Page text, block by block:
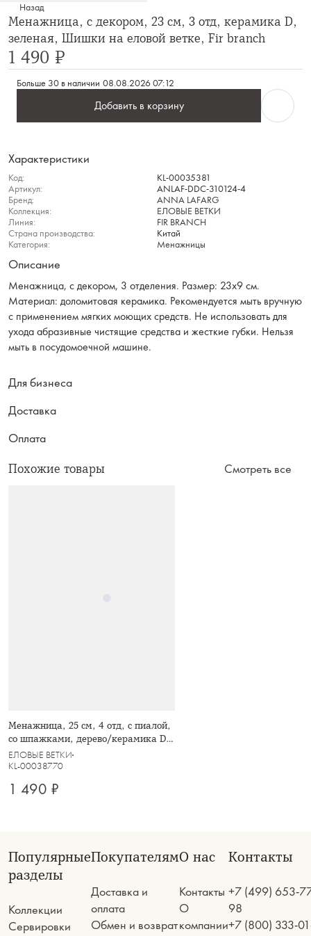
Назад
Менажница, с декором, 23 см, 3 отд, керамика D,
зеленая, Шишки на еловой ветке, Fir branch
1 490 ₽
Больше 30 в наличии 08.08.2026 07:12
Добавить в корзину
Характеристики
Код:
KL-00035381
Артикул:
ANLAF-DDC-310124-4
Бренд:
ANNA LAFARG
Коллекция:
ЕЛОВЫЕ ВЕТКИ
Линия:
FIR BRANCH
Страна производства:
Китай
Категория:
Менажницы
Описание
Менажница, с декором, 3 отделения. Размер: 23х9 см.
Материал: доломитовая керамика. Рекомендуется мыть вручную
с применением мягких моющих средств. Не использовать для
ухода абразивные чистящие средства и жесткие губки. Нельзя
мыть в посудомоечной машине.
Для бизнеса
Доставка
Оплата
Похожие товары Смотреть все
Менажница, 25 см, 4 отд, с пиалой,
со шпажками, дерево/керамика D,
Шишка
ЕЛОВЫЕ ВЕТКИ
KL-00038770
1 490 ₽
Популярные
разделы
Коллекции
Сервировки
Покупателям
Доставка и
оплата
Обмен и возврат
О нас
Контакты
О
компании
Контакты
+7 (499) 653-
98
+7 (800) 333-